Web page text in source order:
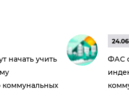
начать учить
24.06
ФАС